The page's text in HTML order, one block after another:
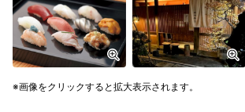
画像をクリックすると拡大表示されます。